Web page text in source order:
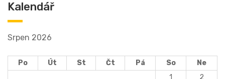
Kalendář
Srpen 2026
Po Út St Čt Pá So
Ne
1
2